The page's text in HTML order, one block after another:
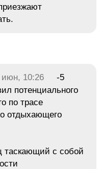
июн, 10:26
-5
потенциального
по трасе
отдыхающего
таскающий с собой